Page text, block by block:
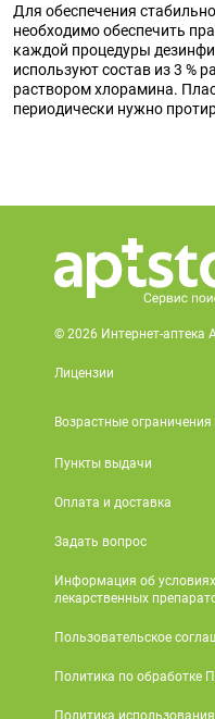
Для обеспечения
необходимо обеспечить
каждой процедуры
используют состав из 3 %
раствором хлорамина.
периодически нужно
© 2026 Интернет-аптека
Лицензии
Возрастные ограничения
Пункты выдачи
Оплата и доставка
Задать вопрос
Информация об
лекарственных
Пользовательское
Политика по обработке
Политика